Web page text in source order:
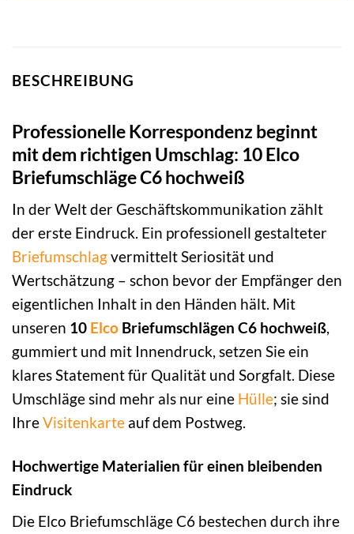
BESCHREIBUNG
Professionelle Korrespondenz beginnt
mit dem richtigen Umschlag: 10 Elco
Briefumschläge C6 hochweiß
In der Welt der Geschäftskommunikation zählt
der erste Eindruck. Ein professionell gestalteter
Briefumschlagvermittelt Seriosität und
Wertschätzung – schon bevor der Empfänger den
eigentlichen Inhalt in den Händen hält. Mit
unseren 10 Elco Briefumschlägen C6 hochweiß,
gummiert und mit Innendruck, setzen Sie ein
klares Statement für Qualität und Sorgfalt. Diese
Umschläge sind mehr als nur eine Hülle; sie sind
IhreVisitenkarte auf dem Postweg.
Hochwertige Materialien für einen bleibenden
Eindruck
Die Elco Briefumschläge C6 bestechen durch ihre